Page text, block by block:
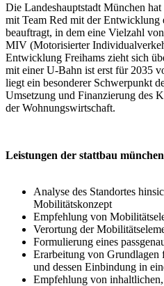
Die Landeshauptstadt München
mit Team Red mit der Entwicklung
beauftragt, in dem eine Vielzahl
MIV (Motorisierter
Entwicklung Freihams zieht sich
mit einer U-Bahn ist erst für 2035
liegt ein besonderer Schwerpunkt
Umsetzung und Finanzierung des
der Wohnungswirtschaft.
Leistungen der stattbau
Analyse des Standortes
Mobilitätskonzept
Empfehlung von
Verortung der
Formulierung eines
Erarbeitung von Grundlagen
und dessen Einbindung in
Empfehlung von